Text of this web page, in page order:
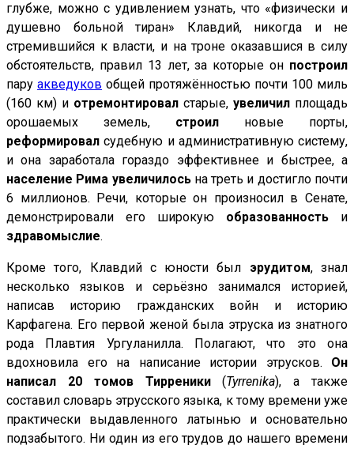
глубже, можно с удивлением узнать, что «физически и
душевно больной тиран» Клавдий, никогда и не
стремившийся к власти, и на троне оказавшися в силу
обстоятельств, правил 13 лет, за которые он построил
пару акведуков общей протяжённостью почти 100 миль
(160 км) и отремонтировал старые, увеличил площадь
орошаемых земель, строил новые порты,
реформировал судебную и административную систему,
и она заработала гораздо эффективнее и быстрее, а
население Рима увеличилосьна треть и достигло почти
6 миллионов. Речи, которые он произносил в Сенате,
демонстрировали его широкую образованность и
здравомыслие.
Кроме того, Клавдий с юности был эрудитом, знал
несколько языков и серьёзно занимался историей,
написав историю гражданских войн и историю
Карфагена. Его первой женой была этруска из знатного
рода Плавтия Ургуланилла. Полагают, что это она
вдохновила его на написание истории этрусков. Он
написал 20 томов Тирреники(Tyrrenika), а также
составил словарь этрусского языка, к тому времени уже
практически выдавленного латынью и основательно
подзабытого. Ни один из его трудов до нашего времени